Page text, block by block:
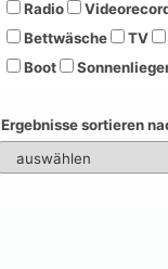
Radio
Bettwäsche
TV
Boot
Ergebnisse sortieren